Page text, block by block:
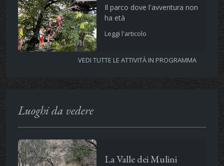
Il parco dove l'avventura non
ha età
Leggi l'articolo
VEDI TUTTE LE ATTIVITÀ IN PROGRAMMA
Luoghi da vedere
La Valle dei Mulini